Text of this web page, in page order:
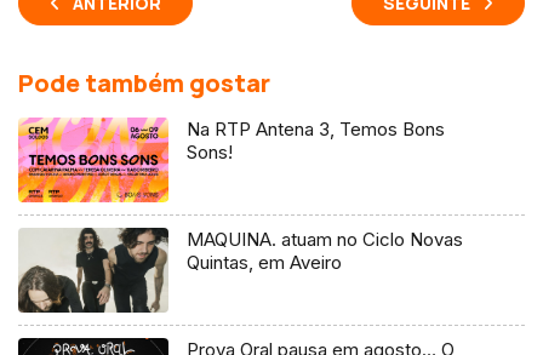
Pode também gostar
Na RTP Antena 3, Temos Bons
Sons!
MAQUINA. atuam no Ciclo Novas
Quintas, em Aveiro
Prova Oral pausa em agosto… O